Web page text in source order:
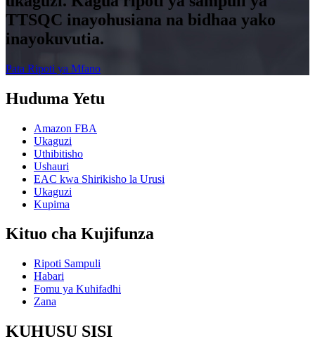
TTSQC inayohusiana na bidhaa yako
inayokuvutia.
Pata Ripoti ya Mfano
Huduma Yetu
Amazon FBA
Ukaguzi
Uthibitisho
Ushauri
EAC kwa Shirikisho la Urusi
Ukaguzi
Kupima
Kituo cha Kujifunza
Ripoti Sampuli
Habari
Fomu ya Kuhifadhi
Zana
KUHUSU SISI